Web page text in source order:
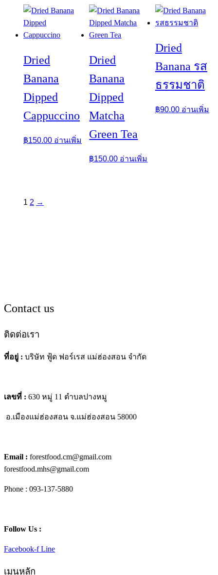
Dried
Banana
Dipped
Cappuccino
฿150.00 อ่านเพิ่ม
Dried
Banana
Dipped
Matcha
Green Tea
฿150.00 อ่านเพิ่ม
Dried
Banana รส
ธรรมชาติ
฿90.00 อ่านเพิ่ม
1 2 →
Contact us
ติดต่อเรา
ที่อยู่ : บริษัท ฟู้ด ฟอร์เรส แม่ฮ่องสอน จำกัด
เลขที่ : 630 หมู่ 11 ตำบลปางหมู
อ.เมืองแม่ฮ่องสอน จ.แม่ฮ่องสอน 58000
Email : forestfood.cm@gmail.com
forestfood.mhs@gmail.com
Phone : 093-137-5880
Follow Us :
Facebook-f Line
เมนูหลัก